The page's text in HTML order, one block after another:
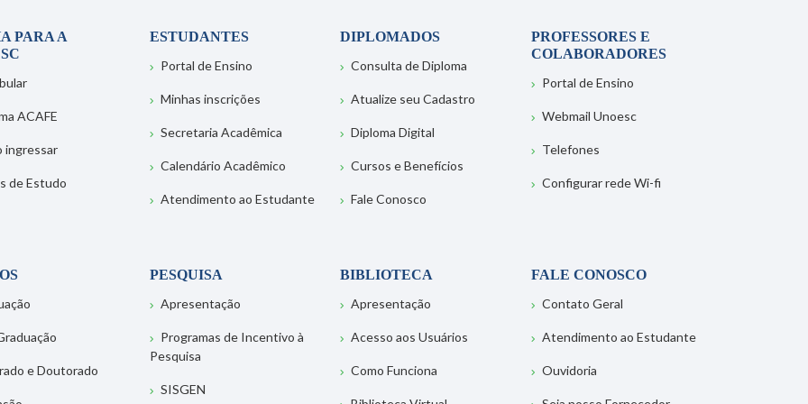
PARA A
ACAFE
ingressar
de Estudo
ESTUDANTES
Portal de Ensino
Minhas inscrições
Secretaria Acadêmica
Calendário Acadêmico
Atendimento ao Estudante
DIPLOMADOS
Consulta de Diploma
Atualize seu Cadastro
Diploma Digital
Cursos e Benefícios
Fale Conosco
PROFESSORES E
COLABORADORES
Portal de Ensino
Webmail Unoesc
Telefones
Configurar rede Wi-fi
e Doutorado
PESQUISA
Apresentação
Programas de Incentivo à
Pesquisa
SISGEN
BIBLIOTECA
Apresentação
Acesso aos Usuários
Como Funciona
FALE CONOSCO
Contato Geral
Atendimento ao Estudante
Ouvidoria